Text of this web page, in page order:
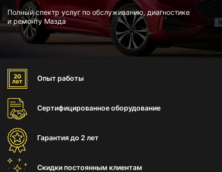
Полный спектр услуг по обслуживанию, диагностике
и ремонту Мазда
Опыт работы
Сертифицированноеоборудование
Гарантиядо 2 лет
Скидки постоянным клиентам